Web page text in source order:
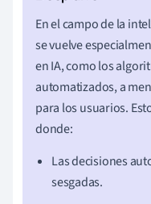
En el campo de la
se vuelve
en IA, como los
automatizados, a
para los usuarios.
donde:
Las decisiones
sesgadas.